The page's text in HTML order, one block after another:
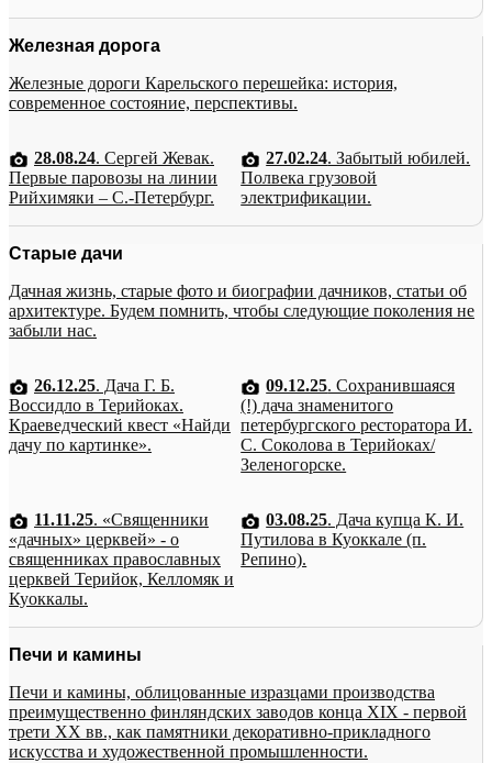
Железная дорога
Железные дороги Карельского перешейка: история,
современное состояние, перспективы.
28.08.24. Сергей Жевак.
Первые паровозы на линии
Рийхимяки – С.-Петербург.
27.02.24. Забытый юбилей.
Полвека грузовой
электрификации.
Старые дачи
Дачная жизнь, старые фото и биографии дачников, статьи об
архитектуре. Будем помнить, чтобы следующие поколения не
забыли нас.
26.12.25. Дача Г. Б.
Воссидло в Терийоках.
Краеведческий квест «Найди
дачу по картинке».
09.12.25. Сохранившаяся
(!) дача знаменитого
петербургского ресторатора И.
С. Соколова в Терийоках/
Зеленогорске.
11.11.25. «Священники
«дачных» церквей» - о
священниках православных
церквей Терийок, Келломяк и
Куоккалы.
03.08.25. Дача купца К. И.
Путилова в Куоккале (п.
Репино).
Печи и камины
Печи и камины, облицованные изразцами производства
преимущественно финляндских заводов конца XIX - первой
трети XX вв., как памятники декоративно-прикладного
искусства и художественной промышленности.